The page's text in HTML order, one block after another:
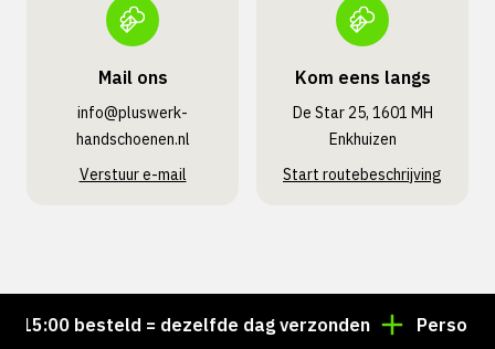
Mail ons
info@pluswerk­
handschoenen.nl
Verstuur e-mail
Kom eens langs
De Star 25, 1601 MH
Enkhuizen
Start routebeschrijving
besteld = dezelfde dag verzonden Persoonlijk